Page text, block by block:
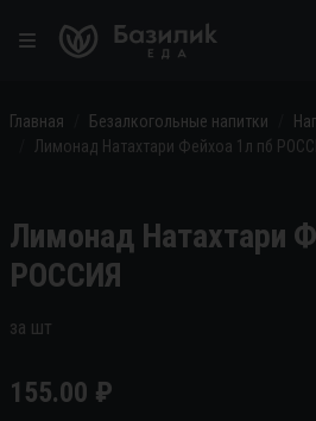
Главная Безалкогольные напитки
Лимонад Натахтари Фейхоа 1л пб
Лимонад Натахтари
РОССИЯ
за шт
155.00 ₽